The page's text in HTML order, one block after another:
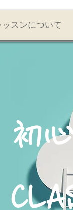
スンについて
初